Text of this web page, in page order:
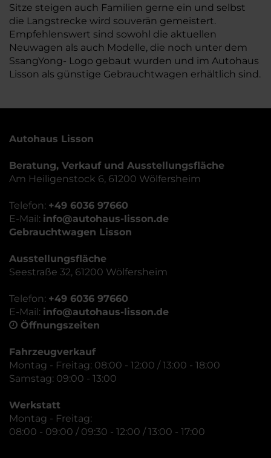
Sitze steigen auch Familien gerne ein und selbst
die Langstrecke wird souverän gemeistert.
Empfehlenswert sind sowohl die aktuellen
Neuwagen als auch Modelle, die noch unter dem
SsangYong- Logo gebaut wurden und im Autohaus
Lisson als günstige Gebrauchtwagen erhältlich sind.
Autohaus Lisson
Beratung, Verkauf und Ausstellungsfläche
Am Heiligenstock 6, 61200 Wölfersheim
Telefon: +49 6036 97660
E-Mail: info@autohaus-lisson.de
Gebrauchtwagen Lisson
Ausstellungsfläche
Seestraße 32, 61200 Wölfersheim
Telefon: +49 6036 97660
E-Mail: info@autohaus-lisson.de
Öffnungszeiten
Fahrzeugverkauf
Montag - Freitag: 08:00 - 12:00 / 13:00 - 18:00
Samstag: 09:00 - 13:00
Werkstatt
Montag - Freitag:
08:00 - 09:00 / 09:30 - 12:00 / 13:00 - 17:00